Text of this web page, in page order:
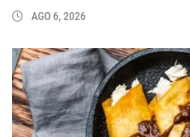
AGO 6, 2026